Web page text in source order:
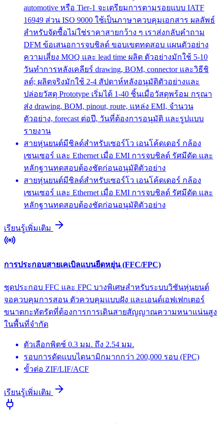
automotive หรือ Tier-1 จะเตรียมการตามรอยแบบ IATF
16949 ส่วน ISO 9000 ใช้เป็นภาษาควบคุมเอกสาร ผลลัพธ์
สำหรับจัดซื้อไม่ใช่ราคาสายกว้าง ๆ เราส่งกลับคำถาม
DFM ข้อเสนอการจบชิลด์ ขอบเขตทดสอบ แผนตัวอย่าง
ความเสี่ยง MOQ และ lead time ผลิต ตัวอย่างมักใช้ 5-10
วันทำการหลังเคลียร์ drawing, BOM, connector และวิธีชิ
ลด์; ผลิตจริงมักใช้ 2-4 สัปดาห์หลังอนุมัติตัวอย่างและ
ปล่อยวัสดุ Prototype เริ่มได้ 1-40 ชิ้นเมื่อวัสดุพร้อม กรุณา
ส่ง drawing, BOM, pinout, route, แหล่ง EMI, จำนวน
ตัวอย่าง, forecast ต่อปี, วันที่ต้องการอนุมัติ และรูปแบบ
รายงาน
สายหุ่นยนต์มีชิลด์สำหรับเซอร์โว เอนโค้ดเดอร์ กล้อง
เซนเซอร์ และ Ethernet เมื่อ EMI การจบชิลด์ รัศมีดัด และ
หลักฐานทดสอบต้องชัดก่อนอนุมัติตัวอย่าง
สายหุ่นยนต์มีชิลด์สำหรับเซอร์โว เอนโค้ดเดอร์ กล้อง
เซนเซอร์ และ Ethernet เมื่อ EMI การจบชิลด์ รัศมีดัด และ
หลักฐานทดสอบต้องชัดก่อนอนุมัติตัวอย่าง
เรียนรู้เพิ่มเติม
การประกอบสายเคเบิลแบนยืดหยุ่น (FFC/FPC)
ชุดประกอบ FFC และ FPC บางพิเศษสำหรับระบบวิชันหุ่นยนต์
จอควบคุมการสอน ตัวควบคุมแบบฝัง และเอนด์เอฟเฟกเตอร์
ขนาดกะทัดรัดที่ต้องการการเดินสายสัญญาณความหนาแน่นสูง
ในพื้นที่จำกัด
ตัวเลือกพิตช์ 0.3 มม. ถึง 2.54 มม.
รอบการดัดแบบไดนามิกมากกว่า 200,000 รอบ (FPC)
ขั้วต่อ ZIF/LIF/ACF
เรียนรู้เพิ่มเติม